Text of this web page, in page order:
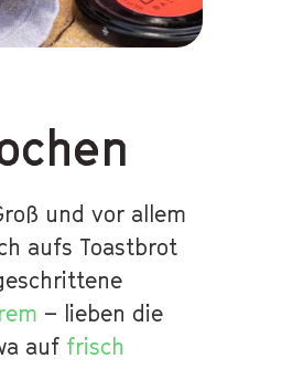
und vor allem
aufs Toastbrot
– lieben die
auf frisch